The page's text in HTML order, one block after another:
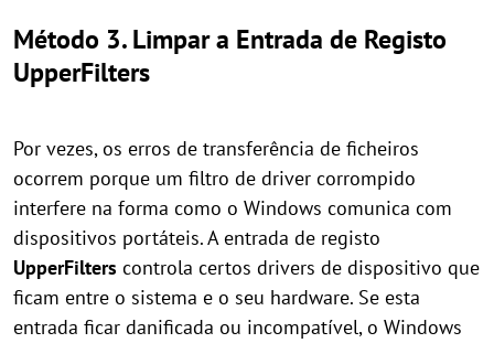
Método 3. Limpar a Entrada de Registo
UpperFilters
Por vezes, os erros de transferência de ficheiros
ocorrem porque um filtro de driver corrompido
interfere na forma como o Windows comunica com
dispositivos portáteis. A entrada de registo
UpperFilters controla certos drivers de dispositivo que
ficam entre o sistema e o seu hardware. Se esta
entrada ficar danificada ou incompatível, o Windows